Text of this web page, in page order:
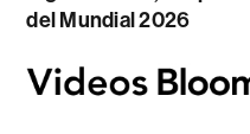
del Mundial 2026